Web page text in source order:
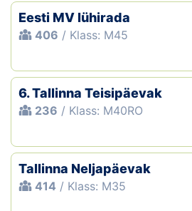
Eesti MV lühirada
406 / Klass: M45
6. Tallinna Teisipäevak
236 / Klass: M40RO
Tallinna Neljapäevak
414 / Klass: M35